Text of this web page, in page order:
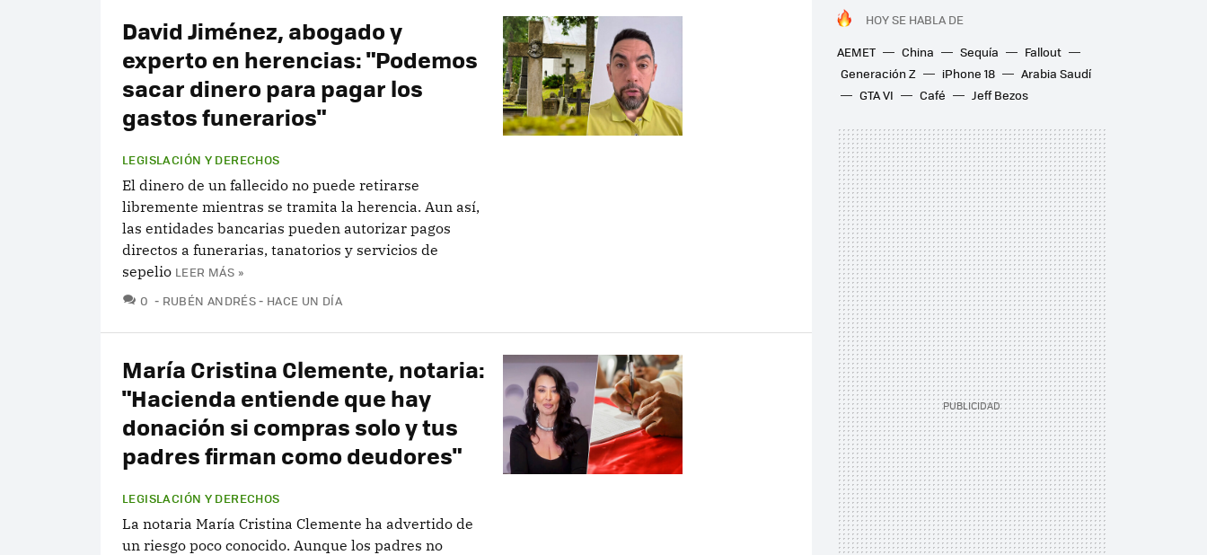
HOY SE HABLA DE
AEMET
China Sequía
Fallout
Generación Z
iPhone 18
Arabia Saudí
GTA VI
Café Jeff Bezos
David Jiménez, abogado y
experto en herencias: "Podemos
sacar dinero para pagar los
gastos funerarios"
LEGISLACIÓN Y DERECHOS
El dinero de un fallecido no puede retirarse
libremente mientras se tramita la herencia. Aun así,
las entidades bancarias pueden autorizar pagos
directos a funerarias, tanatorios y servicios de
sepelio LEER MÁS »
0 COMENTARIOS
RUBÉN ANDRÉS HACE UN DÍA
María Cristina Clemente, notaria:
"Hacienda entiende que hay
donación si compras solo y tus
padres firman como deudores"
LEGISLACIÓN Y DERECHOS
La notaria María Cristina Clemente ha advertido de
un riesgo poco conocido. Aunque los padres no